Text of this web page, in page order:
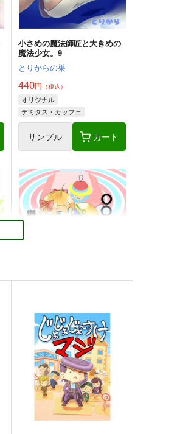
小さめの魔法師匠と大きめの
魔法少女。9
とりからの巣
440円 （税込）
オリジナル
デミタス・カッフェ
マフィン・フラガ
ハルナス・アイザラ
サンプル カート
○○を撫でるだけの簡単なお仕
事（2）
とりからの巣
330円（税込）
オリジナル
瀬川なでる
幡布れい